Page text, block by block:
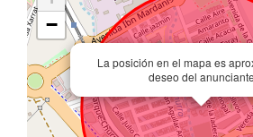
La posición en el mapa es
deseo del anunciante
−